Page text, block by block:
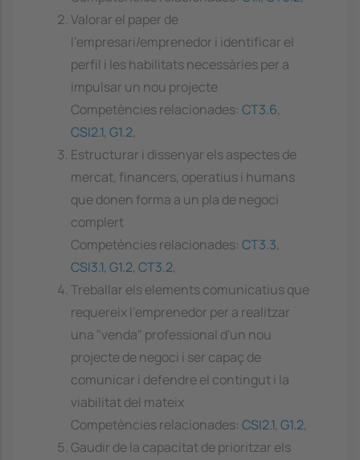
Valorar el paper de
l'empresari/emprenedor i identificar el
perfil i les habilitats necessàries per a
impulsar un nou projecte
Competències relacionades: CT3.6,
CSI2.1, G1.2,
Estructurar i dissenyar els aspectes de
mercat, financers, operatius i humans
que donen forma a un pla de negoci
complert
Competències relacionades: CT3.3,
CSI3.1, G1.2, CT3.2,
Treballar els elements comunicatius que
requereix l'emprenedor per a realitzar
una "venda" professional d'un nou
projecte de negoci i ser capaç de
comunicar i defendre el contingut i la
viabilitat del mateix
Competències relacionades: CSI2.1, G1.2,
Gaudir de la capacitat de prioritzar els